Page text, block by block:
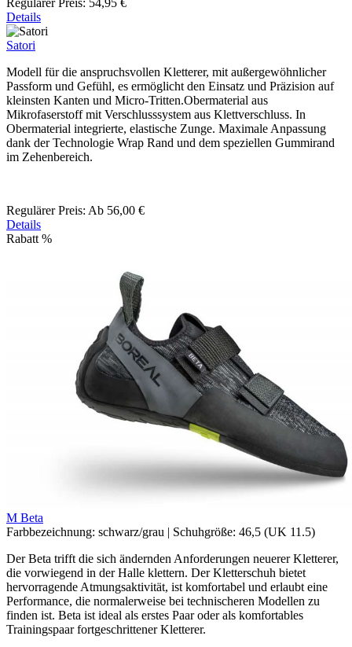
Details
Satori
Modell für die anspruchsvollen Kletterer, mit außergewöhnlicher
Passform und Gefühl, es ermöglicht den Einsatz und Präzision auf
kleinsten Kanten und Micro-Tritten.Obermaterial aus
Mikrofaserstoff mit Verschlusssystem aus Klettverschluss. In
Obermaterial integrierte, elastische Zunge. Maximale Anpassung
dank der Technologie Wrap Rand und dem speziellen Gummirand
im Zehenbereich.
Regulärer Preis: Ab 56,00 €
Details
Rabatt %
M Beta
Farbbezeichnung: schwarz/grau | Schuhgröße: 46,5 (UK 11.5)
Der Beta ​trifft die sich ändernden Anforderungen neuerer Kletterer,
die vorwiegend in der Halle klettern. Der Kletterschuh bietet
hervorragende Atmungsaktivität, ist komfortabel und erlaubt eine
Performance, die normalerweise bei technischeren Modellen zu
finden ist. Beta ist ideal als erstes Paar oder als komfortables
Trainingspaar fortgeschrittener Kletterer.